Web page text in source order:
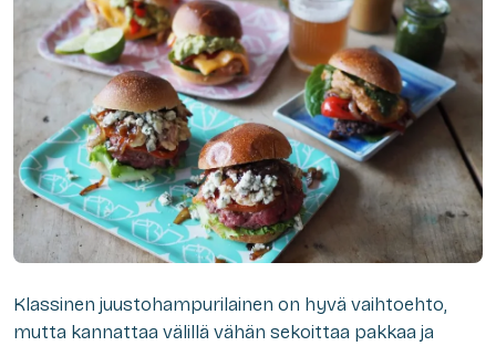
Klassinen juustohampurilainen on hyvä vaihtoehto,
mutta kannattaa välillä vähän sekoittaa pakkaa ja